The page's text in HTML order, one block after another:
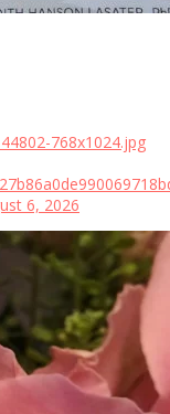
768x1024.jpg
6, 2026